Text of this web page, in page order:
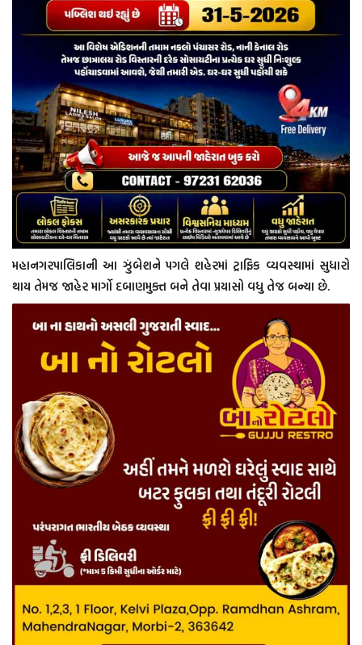
મહાનગરપાલિકાની આ ઝુંબેશને પગલે શહેરમાં ટ્રાફિક વ્યવસ્થામાં સુધારો
થાય તેમજ જાહેર માર્ગો દબાણમુક્ત બને તેવા પ્રયાસો વધુ તેજ બન્યા છે.